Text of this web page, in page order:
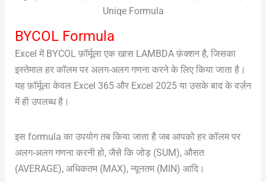
Uniqe Formula
BYCOL Formula
Excel में BYCOL फ़ॉर्मूला एक खास LAMBDA फ़ंक्शन है, जिसका
इस्तेमाल हर कॉलम पर अलग-अलग गणना करने के लिए किया जाता है।
यह फ़ॉर्मूला केवल Excel 365 और Excel 2025 या उसके बाद के वर्ज़न
में ही उपलब्ध है।
इस formula का उपयोग तब किया जाता है जब आपको हर कॉलम पर
अलग-अलग गणना करनी हो, जैसे कि जोड़ (SUM), औसत
(AVERAGE), अधिकतम (MAX), न्यूनतम (MIN) आदि।